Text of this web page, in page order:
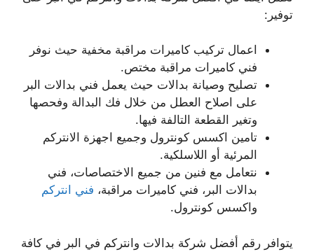
توفير:
اعمال تركيب كاميرات مراقبة مخفية حيث نوفر
فني كاميرات مراقبة مختص.
تصليح وصيانة بدالات حيث يعمل فني بدالات البر
على اصلاح العطل من خلال فك البدالة وفحصها
وتغير القطعة التالفة فيها.
تامين اكسس كونترول وجميع اجهزة الانتركم
المرئية أو اللاسلكية.
نتعامل مع فنين من جميع الاختصاصات، فني
بدالات البر، فني كاميرات مراقبة، فني انتركم
واكسس كونترول.
يتوافر رقم أفضل شركة بدالات وانتركم في البر في كافة